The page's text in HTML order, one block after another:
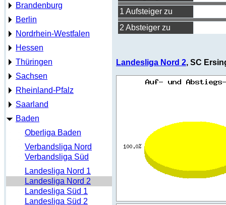
Brandenburg
Berlin
Nordrhein-Westfalen
Hessen
Thüringen
Sachsen
Rheinland-Pfalz
Saarland
Baden
Oberliga Baden
Verbandsliga Nord
Verbandsliga Süd
Landesliga Nord 1
Landesliga Nord 2
Landesliga Süd 1
Landesliga Süd 2
1 Aufsteiger zu
2 Absteiger zu
Landesliga Nord 2, SC